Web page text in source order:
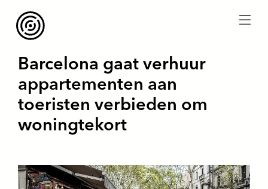
Barcelona gaat verhuur
appartementen aan
toeristen verbieden om
woningtekort